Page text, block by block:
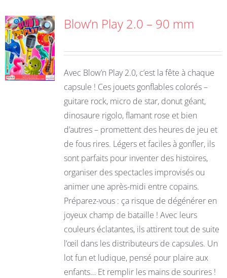
Blow’n Play 2.0 – 90 mm
Avec Blow’n Play 2.0, c’est la fête à chaque
capsule ! Ces jouets gonflables colorés –
guitare rock, micro de star, donut géant,
dinosaure rigolo, flamant rose et bien
d’autres – promettent des heures de jeu et
de fous rires. Légers et faciles à gonfler, ils
sont parfaits pour inventer des histoires,
organiser des spectacles improvisés ou
animer une après-midi entre copains.
Préparez-vous : ça risque de dégénérer en
joyeux champ de bataille ! Avec leurs
couleurs éclatantes, ils attirent tout de suite
l’œil dans les distributeurs de capsules. Un
lot fun et ludique, pensé pour plaire aux
enfants… Et remplir les mains de sourires !